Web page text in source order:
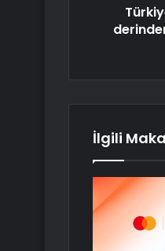
İlgili